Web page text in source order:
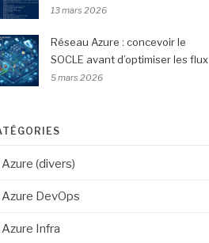
13 mars 2026
Réseau Azure : concevoir le
SOCLE avant d’optimiser les flux
5 mars 2026
Azure (divers)
Azure DevOps
Azure Infra